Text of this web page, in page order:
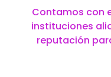
Contamos con
instituciones
reputación